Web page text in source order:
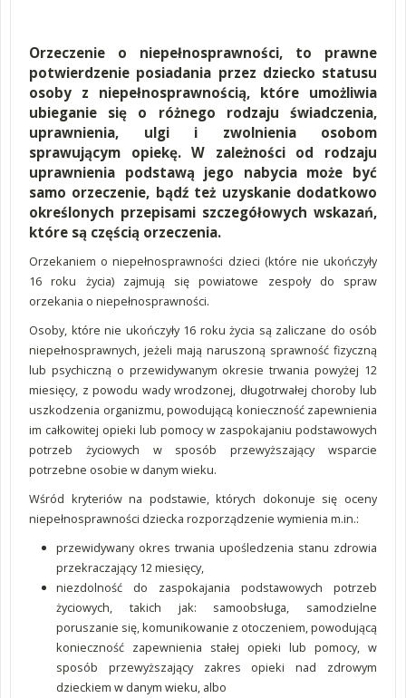
Orzeczenie o niepełnosprawności, to prawne
potwierdzenie posiadania przez dziecko statusu
osoby z niepełnosprawnością, które umożliwia
ubieganie się o różnego rodzaju świadczenia,
uprawnienia, ulgi i zwolnienia osobom
sprawującym opiekę. W zależności od rodzaju
uprawnienia podstawą jego nabycia może być
samo orzeczenie, bądź też uzyskanie dodatkowo
określonych przepisami szczegółowych wskazań,
które są częścią orzeczenia.
Orzekaniem o niepełnosprawności dzieci (które nie ukończyły
16 roku życia) zajmują się powiatowe zespoły do spraw
orzekania o niepełnosprawności.
Osoby, które nie ukończyły 16 roku życia są zaliczane do osób
niepełnosprawnych, jeżeli mają naruszoną sprawność fizyczną
lub psychiczną o przewidywanym okresie trwania powyżej 12
miesięcy, z powodu wady wrodzonej, długotrwałej choroby lub
uszkodzenia organizmu, powodującą konieczność zapewnienia
im całkowitej opieki lub pomocy w zaspokajaniu podstawowych
potrzeb życiowych w sposób przewyższający wsparcie
potrzebne osobie w danym wieku.
Wśród kryteriów na podstawie, których dokonuje się oceny
niepełnosprawności dziecka rozporządzenie wymienia m.in.:
przewidywany okres trwania upośledzenia stanu zdrowia
przekraczający 12 miesięcy,
niezdolność do zaspokajania podstawowych potrzeb
życiowych, takich jak: samoobsługa, samodzielne
poruszanie się, komunikowanie z otoczeniem, powodującą
konieczność zapewnienia stałej opieki lub pomocy, w
sposób przewyższający zakres opieki nad zdrowym
dzieckiem w danym wieku, albo